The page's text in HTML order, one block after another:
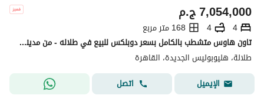
ج.م7,054,000
4
4
168 متر مربع
تاون هاوس متشطب بالكامل بسعر دوبلكس للبيع في طلاله - من مدينة نصر للإسكان والتعمير
طلالة، هليوبوليس الجديدة، القاهرة
الإيميل
اتصل